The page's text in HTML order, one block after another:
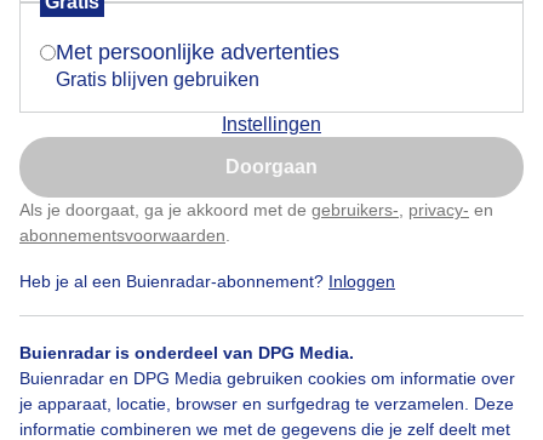
Met persoonlijke advertenties
Gratis blijven gebruiken
Instellingen
Doorgaan
Als je doorgaat, ga je akkoord met de gebruikers- privacy- en
abonnementsvoorwaarden
Heb je al een Buienradar-abonnement? Inloggen
Buienradar is onderdeel van DPG Media.
Buienradar en DPG Media gebruiken cookies om informatie over
je apparaat, locatie, browser en surfgedrag te verzamelen. Deze
informatie combineren we met de gegevens die je zelf deelt met
Hanzestad
Door: Wia Buze Gemaakt: 29-07-2025, 96x bekeken
Zomer Zon Wolken
Is goed, toon de popup
Nu niet, misschien later
Klik hierom dit aan te passen